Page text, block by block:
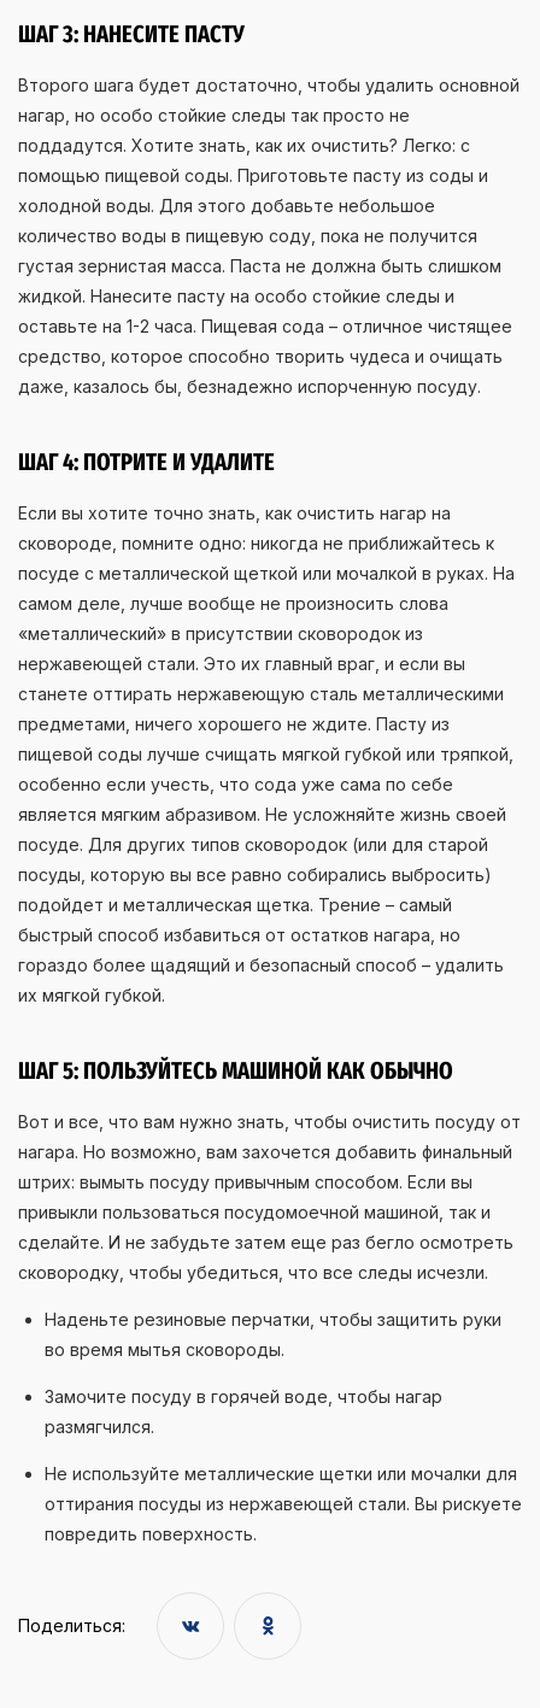
ШАГ 3: НАНЕСИТЕ ПАСТУ
Второго шага будет достаточно, чтобы удалить основной
нагар, но особо стойкие следы так просто не
поддадутся. Хотите знать, как их очистить? Легко: с
помощью пищевой соды. Приготовьте пасту из соды и
холодной воды. Для этого добавьте небольшое
количество воды в пищевую соду, пока не получится
густая зернистая масса. Паста не должна быть слишком
жидкой. Нанесите пасту на особо стойкие следы и
оставьте на 1-2 часа. Пищевая сода – отличное чистящее
средство, которое способно творить чудеса и очищать
даже, казалось бы, безнадежно испорченную посуду.
ШАГ 4: ПОТРИТЕ И УДАЛИТЕ
Если вы хотите точно знать, как очистить нагар на
сковороде, помните одно: никогда не приближайтесь к
посуде с металлической щеткой или мочалкой в руках. На
самом деле, лучше вообще не произносить слова
«металлический» в присутствии сковородок из
нержавеющей стали. Это их главный враг, и если вы
станете оттирать нержавеющую сталь металлическими
предметами, ничего хорошего не ждите. Пасту из
пищевой соды лучше счищать мягкой губкой или тряпкой,
особенно если учесть, что сода уже сама по себе
является мягким абразивом. Не усложняйте жизнь своей
посуде. Для других типов сковородок (или для старой
посуды, которую вы все равно собирались выбросить)
подойдет и металлическая щетка. Трение – самый
быстрый способ избавиться от остатков нагара, но
гораздо более щадящий и безопасный способ – удалить
их мягкой губкой.
ШАГ 5: ПОЛЬЗУЙТЕСЬ МАШИНОЙ КАК ОБЫЧНО
Вот и все, что вам нужно знать, чтобы очистить посуду от
нагара. Но возможно, вам захочется добавить финальный
штрих: вымыть посуду привычным способом. Если вы
привыкли пользоваться посудомоечной машиной, так и
сделайте. И не забудьте затем еще раз бегло осмотреть
сковородку, чтобы убедиться, что все следы исчезли.
Наденьте резиновые перчатки, чтобы защитить руки
во время мытья сковороды.
Замочите посуду в горячей воде, чтобы нагар
размягчился.
Не используйте металлические щетки или мочалки для
оттирания посуды из нержавеющей стали. Вы рискуете
повредить поверхность.
Поделиться: